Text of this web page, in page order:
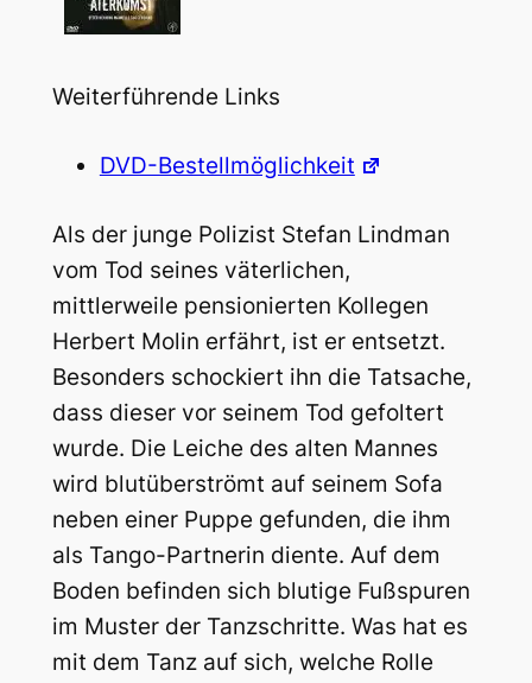
Weiterführende Links
DVD-Bestellmöglichkeit
Als der junge Polizist Stefan Lindman
vom Tod seines väterlichen,
mittlerweile pensionierten Kollegen
Herbert Molin erfährt, ist er entsetzt.
Besonders schockiert ihn die Tatsache,
dass dieser vor seinem Tod gefoltert
wurde. Die Leiche des alten Mannes
wird blutüberströmt auf seinem Sofa
neben einer Puppe gefunden, die ihm
als Tango-Partnerin diente. Auf dem
Boden befinden sich blutige Fußspuren
im Muster der Tanzschritte. Was hat es
mit dem Tanz auf sich, welche Rolle